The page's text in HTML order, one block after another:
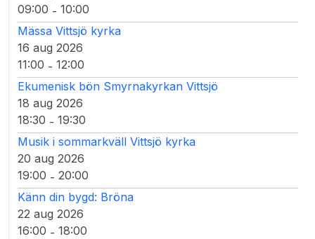
09:00 - 10:00
Mässa Vittsjö kyrka
16 aug 2026
11:00 - 12:00
Ekumenisk bön Smyrnakyrkan Vittsjö
18 aug 2026
18:30 - 19:30
Musik i sommarkväll Vittsjö kyrka
20 aug 2026
19:00 - 20:00
Känn din bygd: Bröna
22 aug 2026
16:00 - 18:00